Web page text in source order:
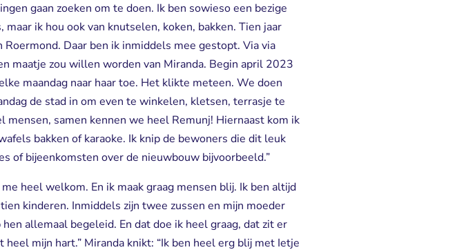
gaan zoeken om te doen. Ik ben sowieso een bezige
ik hou ook van knutselen, koken, bakken. Tien jaar
Daar ben ik inmiddels mee gestopt. Via via
maatje zou willen worden van Miranda. Begin april 2023
maandag naar haar toe. Het klikte meteen. We doen
de stad in om even te winkelen, kletsen, terrasje te
samen kennen we heel Remunj! Hiernaast kom ik
bakken of karaoke. Ik knip de bewoners die dit leuk
of bijeenkomsten over de nieuwbouw bijvoorbeeld.”
heel welkom. En ik maak graag mensen blij. Ik ben altijd
kinderen. Inmiddels zijn twee zussen en mijn moeder
allemaal begeleid. En dat doe ik heel graag, dat zit er
mijn hart.” Miranda knikt: “Ik ben heel erg blij met Ietje